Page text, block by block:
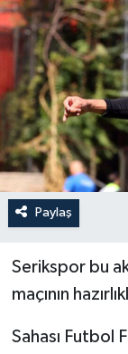
Paylaş
Serikspor bu
maçının
Sahası Futbol
EĞİTİM
İLÇELER
OTOPARK
TEKNOLOJİ
Haber